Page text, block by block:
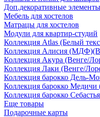
Доп.декоративные
Мебель для хостелов
Матрацы для хостелов
Модули для квартир-студий
Коллекция Atlas (Белый
Коллекция Алисия
Коллекция Акура (Венге/
Коллекция Лаки (Венге/
Коллекция барокко Дель-
Коллекция барокко
Коллекция барокко
Еще товары
Подарочные карты